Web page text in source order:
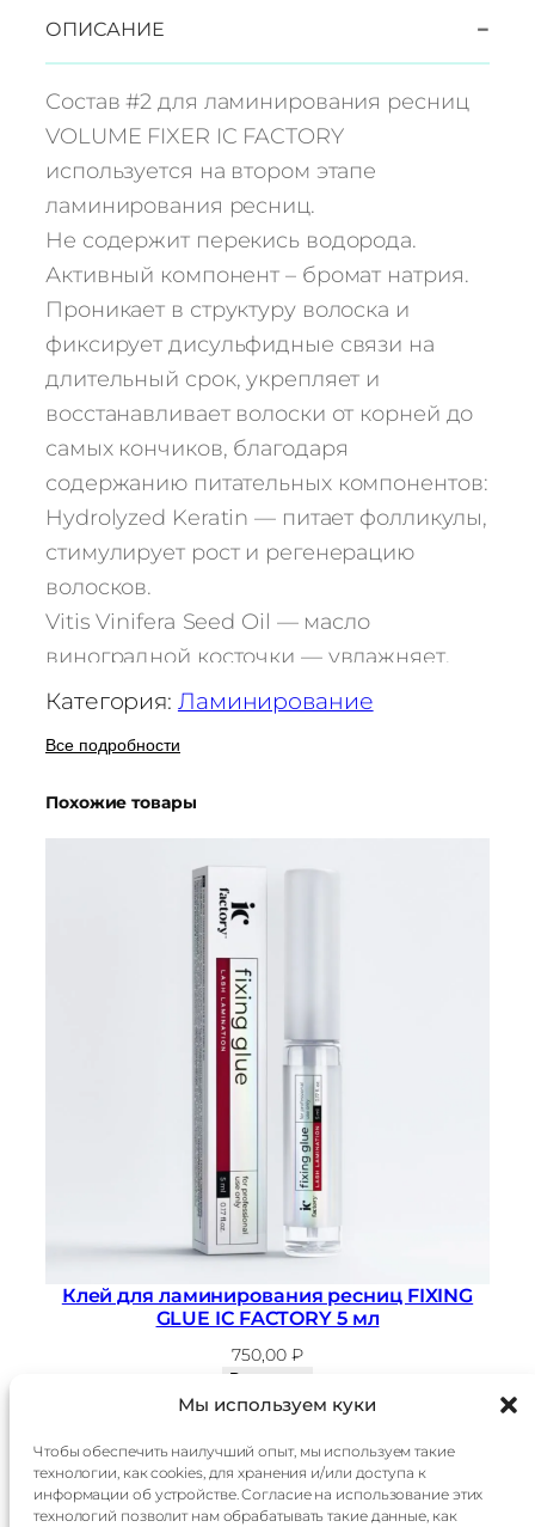
Мы используем куки
Чтобы обеспечить наилучший опыт, мы используем такие
технологии, как cookies, для хранения и/или доступа к
информации об устройстве. Согласие на использование этих
технологий позволит нам обрабатывать такие данные, как
ОПИСАНИЕ −
Состав #2 для ламинирования ресниц
VOLUME FIXER IC FACTORY
используется на втором этапе
ламинирования ресниц.
Не содержит перекись водорода.
Активный компонент – бромат натрия.
Проникает в структуру волоска и
фиксирует дисульфидные связи на
длительный срок, укрепляет и
восстанавливает волоски от корней до
самых кончиков, благодаря
содержанию питательных компонентов:
Hydrolyzed Keratin — питает фолликулы,
стимулирует рост и регенерацию
волосков.
Vitis Vinifera Seed Oil — масло
виноградной косточки — увлажняет,
тонизирует, повышает упругость и
Dimethiconol – покрывает волос
защитной пленкой, препятствует его
Состав применяется только в
комплексе с Составом #1 для
ламинирования ресниц VOLUME LIFT IC
Срок хранения после вскрытия — 12
месяцев, в закрытом виде — 24 месяца
Расход — 30 процедур
Каждая партия проходит несколько
этапов тестирования
Категория: Ламинирование
Все подробности
Похожие товары
Клей для ламинирования ресниц FIXING
GLUE IC FACTORY 5 мл
750,00 ₽
В корзину
Главная
Каталог
Доставка
Оплата